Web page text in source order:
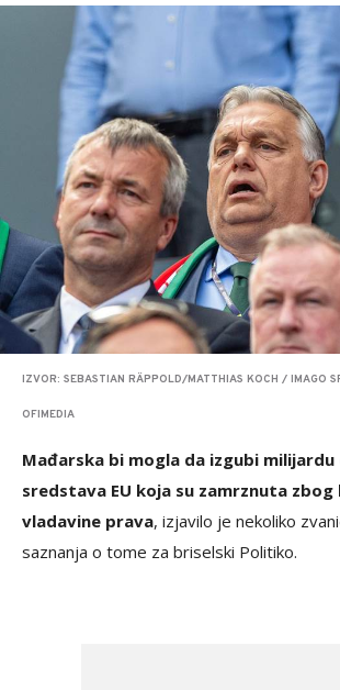
IZVOR: SEBASTIAN RÄPPOLD/MATTHIAS KOCH / IMAGO
OFIMEDIA
Mađarska bi mogla da izgubi milijardu
sredstava EU koja su zamrznuta zbog
vladavine prava, izjavilo je nekoliko
saznanja o tome za briselski Politiko.